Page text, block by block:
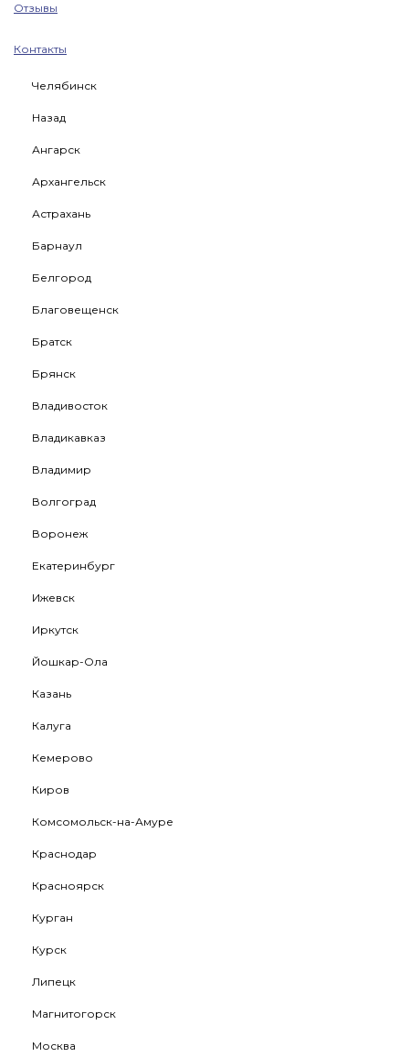
Отзывы
Контакты
Челябинск
Назад
Ангарск
Архангельск
Астрахань
Барнаул
Белгород
Благовещенск
Братск
Брянск
Владивосток
Владикавказ
Владимир
Волгоград
Воронеж
Екатеринбург
Ижевск
Иркутск
Йошкар-Ола
Казань
Калуга
Кемерово
Киров
Комсомольск-на-Амуре
Краснодар
Красноярск
Курган
Курск
Липецк
Магнитогорск
Москва